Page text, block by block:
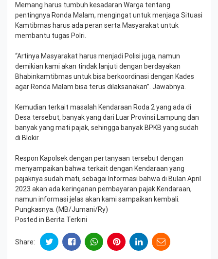
Memang harus tumbuh kesadaran Warga tentang
pentingnya Ronda Malam, mengingat untuk menjaga Situasi
Kamtibmas harus ada peran serta Masyarakat untuk
membantu tugas Polri.
“Artinya Masyarakat harus menjadi Polisi juga, namun
demikian kami akan tindak lanjuti dengan berdayakan
Bhabinkamtibmas untuk bisa berkoordinasi dengan Kades
agar Ronda Malam bisa terus dilaksanakan”. Jawabnya.
Kemudian terkait masalah Kendaraan Roda 2 yang ada di
Desa tersebut, banyak yang dari Luar Provinsi Lampung dan
banyak yang mati pajak, sehingga banyak BPKB yang sudah
di Blokir.
Respon Kapolsek dengan pertanyaan tersebut dengan
menyampaikan bahwa terkait dengan Kendaraan yang
pajaknya sudah mati, sebagai Informasi bahwa di Bulan April
2023 akan ada keringanan pembayaran pajak Kendaraan,
namun informasi jelas akan kami sampaikan kembali.
Pungkasnya. (MB/Jumani/Ry)
Posted in Berita Terkini
Share: